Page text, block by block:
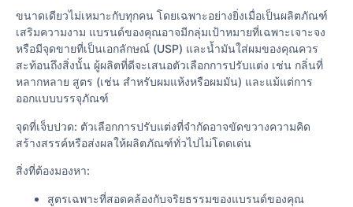
ขนาดเดียวไม่เหมาะกับทุกคน โดยเฉพาะอย่างยิ่งเมื่อเป็นผลิตภัณฑ์
เสริมความงาม แบรนด์ของคุณอาจมีกลุ่มเป้าหมายที่เฉพาะเจาะจง
หรือมีจุดขายที่เป็นเอกลักษณ์ (USP) และน้ำมันใส่ผมของคุณควร
สะท้อนถึงสิ่งนั้น ผู้ผลิตที่ดีจะเสนอตัวเลือกการปรับแต่ง เช่น กลิ่นที่
หลากหลาย สูตร (เช่น สำหรับผมแห้งหรือผมมัน) และแม้แต่การ
ออกแบบบรรจุภัณฑ์
จุดที่เจ็บปวด: ตัวเลือกการปรับแต่งที่จำกัดอาจขัดขวางความคิด
สร้างสรรค์หรือส่งผลให้ผลิตภัณฑ์ทั่วไปไม่โดดเด่น
สิ่งที่ต้องมองหา:
สูตรเฉพาะที่สอดคล้องกับจริยธรรมของแบรนด์ของคุณ